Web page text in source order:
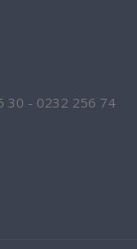
30 - 0232 256 74